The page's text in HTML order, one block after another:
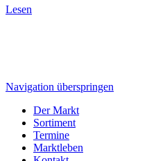
Lesen
Navigation überspringen
Der Markt
Sortiment
Termine
Marktleben